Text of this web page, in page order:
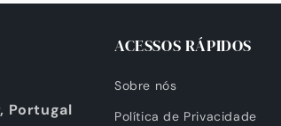
Portugal
ACESSOS RÁPIDOS
Sobre nós
Política de Privacidade